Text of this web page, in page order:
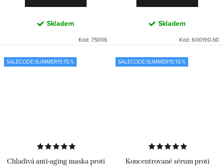
Skladem
Kód: 75006
Skladem
Kód: 600190-50
SALECODE:SUMMER15:15:%
Chladivá anti-aging maska proti
SALECODE:SUMMER15:15:%
Koncentrované sérum proti